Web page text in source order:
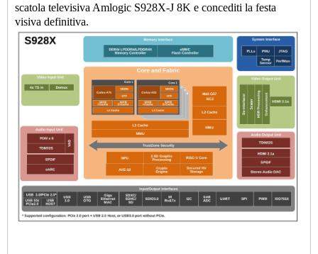
scatola televisiva Amlogic S928X-J 8K e concediti la festa
visiva definitiva.